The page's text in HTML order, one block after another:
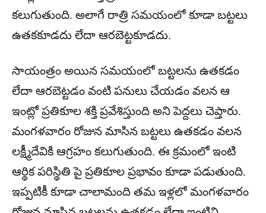
కలుగుతుంది. అలాగే రాత్రి సమయంలో కూడా బట్టలు
ఉతకకూడదు లేదా ఆరబెట్టకూడదు.
సాయంత్రం అయిన సమయంలో బట్టలను ఉతకడం
లేదా ఆరబెట్టడం వంటి పనులు చేయడం వలన ఆ
ఇంట్లో ప్రతికూల శక్తి ప్రవేశిస్తుంది అని పెద్దలు చెప్తారు.
మంగళవారం రోజున మాసిన బట్టలు ఉతకడం వలన
లక్ష్మీదేవికి ఆగ్రహం కలుగుతుంది. ఈ క్రమంలో ఇంటి
ఆర్థిక పరిస్థితి పై ప్రతికూల ప్రభావం కూడా పడుతుంది.
ఇప్పటికీ కూడా చాలామంది తమ ఇళ్లలో మంగళవారం